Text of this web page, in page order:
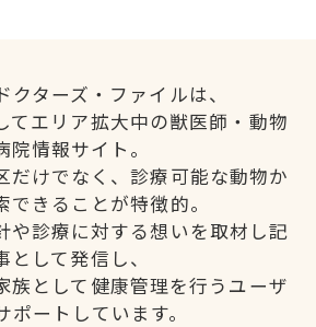
クターズ・ファイルは、
てエリア拡大中の獣医師・動物
院情報サイト。
だけでなく、診療可能な動物か
できることが特徴的。
や診療に対する想いを取材し記
として発信し、
族として健康管理を行うユーザ
ポートしています。